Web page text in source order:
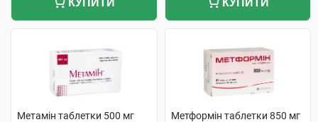
КУПИТИ КУПИТИ
Метамін таблетки 500 мг
Метформін таблетки 850 мг